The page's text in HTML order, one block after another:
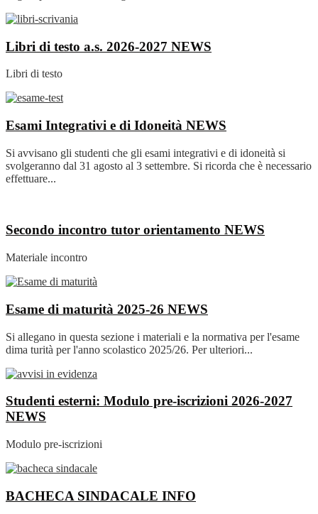
Libri di testo a.s. 2026-2027 NEWS
Libri di testo
Esami Integrativi e di Idoneità NEWS
Si avvisano gli studenti che gli esami integrativi e di idoneità si
svolgeranno dal 31 agosto al 3 settembre. Si ricorda che è necessario
effettuare...
Secondo incontro tutor orientamento NEWS
Materiale incontro
Esame di maturità 2025-26 NEWS
Si allegano in questa sezione i materiali e la normativa per l'esame
dima turità per l'anno scolastico 2025/26. Per ulteriori...
Studenti esterni: Modulo pre-iscrizioni 2026-2027
NEWS
Modulo pre-iscrizioni
BACHECA SINDACALE INFO